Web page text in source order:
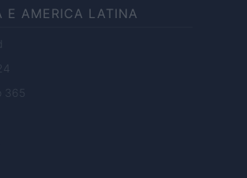
E AMERICA LATINA
365